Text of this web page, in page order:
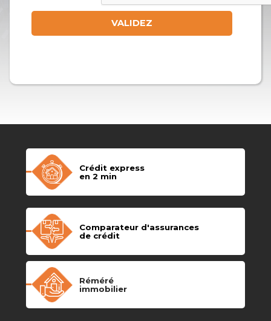
Crédit express
en 2 min
Comparateur d'assurances
de crédit
Réméré
immobilier